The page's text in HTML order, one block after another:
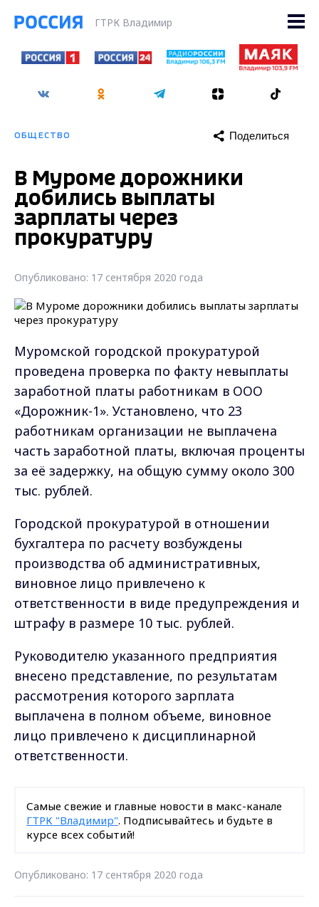
ГТРК Владимир
ОБЩЕСТВО Поделиться
В Муроме дорожники
добились выплаты
зарплаты через
прокуратуру
Опубликовано: 17 сентября 2020 года
Муромской городской прокуратурой
проведена проверка по факту невыплаты
заработной платы работникам в ООО
«Дорожник-1». Установлено, что 23
работникам организации не выплачена
часть заработной платы, включая проценты
за её задержку, на общую сумму около 300
тыс. рублей.
Городской прокуратурой в отношении
бухгалтера по расчету возбуждены
производства об административных,
виновное лицо привлечено к
ответственности в виде предупреждения и
штрафу в размере 10 тыс. рублей.
Руководителю указанного предприятия
внесено представление, по результатам
рассмотрения которого зарплата
выплачена в полном объеме, виновное
лицо привлечено к дисциплинарной
ответственности.
Самые свежие и главные новости в макс-канале
ГТРК "Владимир". Подписывайтесь и будьте в
курсе всех событий!
Опубликовано: 17 сентября 2020 года